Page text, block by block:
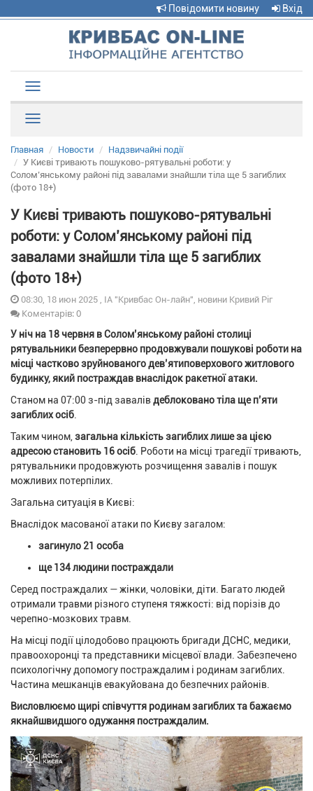
Повідомити новину Вхід
navigation
Главная Новости
Надзвичайні події
У Києві тривають пошуково-рятувальні роботи: у
Солом’янському районі під завалами знайшли тіла ще 5 загиблих
(фото 18+)
У Києві тривають пошуково-рятувальні
роботи: у Солом’янському районі під
завалами знайшли тіла ще 5 загиблих
(фото 18+)
08:30, 18 июн 2025 , ІА "Кривбас Он-лайн", новини Кривий Ріг
Коментарів: 0
У ніч на 18 червня в Солом’янському районі столиці
рятувальники безперервно продовжували пошукові роботи на
місці частково зруйнованого дев’ятиповерхового житлового
будинку, який постраждав внаслідок ракетної атаки.
Станом на 07:00 з-під завалівдеблоковано тіла ще п’яти
загиблих осіб.
Таким чином,загальна кількість загиблих лише за цією
адресою становить 16 осіб. Роботи на місці трагедії тривають,
рятувальники продовжують розчищення завалів і пошук
можливих потерпілих.
Загальна ситуація в Києві:
Внаслідок масованої атаки по Києву загалом:
загинуло 21 особа
ще 134 людини постраждали
Серед постраждалих — жінки, чоловіки, діти. Багато людей
отримали травми різного ступеня тяжкості: від порізів до
черепно-мозкових травм.
На місці події цілодобово працюють бригади ДСНС, медики,
правоохоронці та представники місцевої влади. Забезпечено
психологічну допомогу постраждалим і родинам загиблих.
Частина мешканців евакуйована до безпечних районів.
Висловлюємо щирі співчуття родинам загиблих та бажаємо
якнайшвидшого одужання постраждалим.